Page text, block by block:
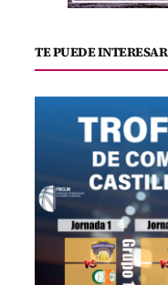
TE PUEDE INTERESAR